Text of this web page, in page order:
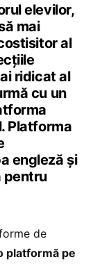
elevilor,
mai
al
ridicat al
cu un
Platforma
engleză și
pentru
de
platformă pe